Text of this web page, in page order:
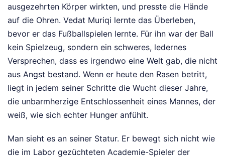
ausgezehrten Körper wirkten, und presste die Hände
auf die Ohren. Vedat Muriqi lernte das Überleben,
bevor er das Fußballspielen lernte. Für ihn war der Ball
kein Spielzeug, sondern ein schweres, ledernes
Versprechen, dass es irgendwo eine Welt gab, die nicht
aus Angst bestand. Wenn er heute den Rasen betritt,
liegt in jedem seiner Schritte die Wucht dieser Jahre,
die unbarmherzige Entschlossenheit eines Mannes, der
weiß, wie sich echter Hunger anfühlt.
Man sieht es an seiner Statur. Er bewegt sich nicht wie
die im Labor gezüchteten Academie-Spieler der